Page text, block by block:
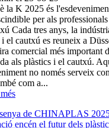
la K 2025 és
per als
Cada tres anys, la
el cautxú es reuneix a
comercial més important
als plàstics i el cautxú.
no només serveix
com a...